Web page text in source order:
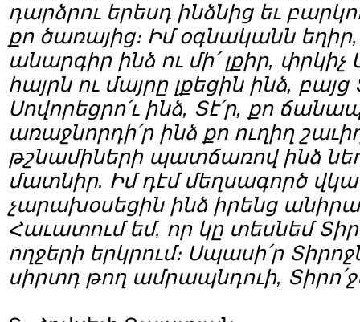
դարձրու երեսդ ինձնից եւ
քո ծառայից։ Իմ օգնականն եղիր,
անարգիր ինձ ու մի՛ լքիր, փրկիչ
հայրն ու մայրը լքեցին ինձ, բայց
Սովորեցրո՛ւ ինձ, Տէ՛ր, քո
առաջնորդի՛ր ինձ քո ուղիղ
թշնամիների պատճառով ինձ
մատնիր. Իմ դէմ մեղսագործ
չարախօսեցին ինձ իրենց
Հաւատում եմ, որ կը տեսնեմ
ողջերի երկրում։ Սպասի՛ր
սիրտդ թող ամրապնդուի,